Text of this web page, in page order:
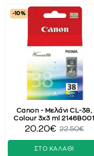
-10 %
Canon - Μελάνι CL-38,
Colour 3x3 ml 2146B001
20.20€ 22.50€
ΣΤΟ ΚΑΛΑΘΙ